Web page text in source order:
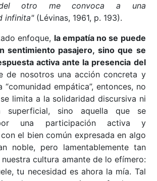
otro me convoca a una
infinita"(Lévinas, 1961, p. 193).
enfoque, la empatía no se puede
sentimiento pasajero, sino que se
activa ante la presencia del
de nosotros una acción concreta y
“comunidad empática”, entonces, no
limita a la solidaridad discursiva ni
superficial, sino aquella que se
una participación activa y
el bien común expresada en algo
noble, pero lamentablemente tan
cultura amante de lo efímero:
tu necesidad es ahora la mía. Tal